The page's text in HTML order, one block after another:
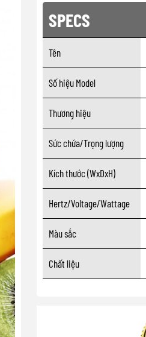
SPECS
Tên
Số hiệu Model
Thương hiệu
Sức chứa/Trọng lượng
Kích thước (WxDxH)
Hertz/Voltage/Wattage
Màu sắc
Chất liệu